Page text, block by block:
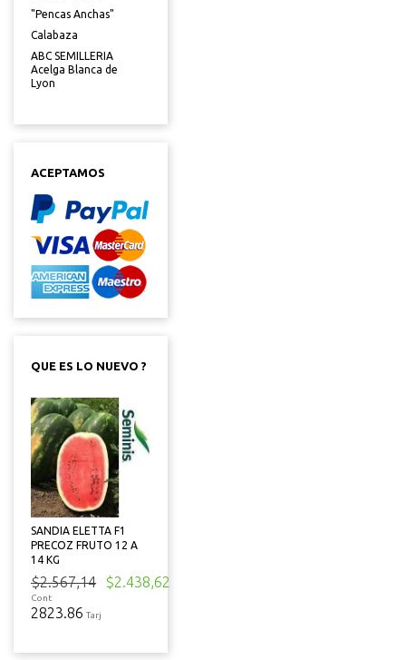
"Pencas Anchas"
Calabaza
ABC SEMILLERIA
Acelga Blanca de
Lyon
ACEPTAMOS
QUE ES LO NUEVO ?
SANDIA ELETTA F1
PRECOZ FRUTO 12 A
14 KG
$2.567,14 $2.438,62
Cont
2823.86 Tarj